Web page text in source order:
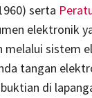
serta
elektronik
sistem
tangan
di